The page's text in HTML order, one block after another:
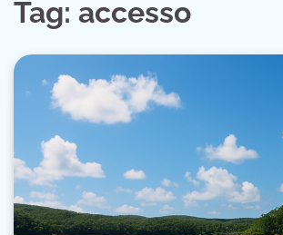
Tag: accesso